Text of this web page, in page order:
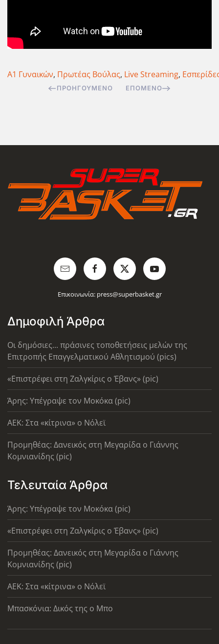
Α1 Γυναικών, Πρωτέας Βούλας, Live Streaming,
ΠΡΟΗΓΟΎΜΕΝΟ ΕΠΌΜΕΝΟ
Επικοινωνία: press@superbasket.gr
Δημοφιλή Άρθρα
Οι δημόσιες... πράσινες τοποθετήσεις μελών της
Επιτροπής Επαγγελματικού Αθλητισμού (pics)
«Επιστρέφει στη Ζαλγκίρις ο Έβανς» (pic)
Άρης: Υπέγραψε τον Μοκόκα (pic)
AEK: Στα «κίτρινα» ο Νόλεϊ
Προμηθέας: Δανεικός στη Μεγαρίδα ο Γιάννης
Κομνιανίδης (pic)
Τελευταία Άρθρα
Άρης: Υπέγραψε τον Μοκόκα (pic)
«Επιστρέφει στη Ζαλγκίρις ο Έβανς» (pic)
Προμηθέας: Δανεικός στη Μεγαρίδα ο Γιάννης
Κομνιανίδης (pic)
AEK: Στα «κίτρινα» ο Νόλεϊ
Μπασκόνια: Δικός της ο Μπο